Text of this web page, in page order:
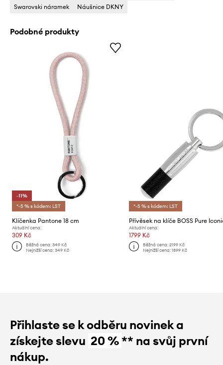
Swarovski náramek Náušnice DKNY
Podobné produkty
-11%
*-5 % s kódem: LST
Klíčenka Pantone 18 cm
Aktuální cena:
309 Kč
Běžná cena:349 Kč
Nejnižší cena:349 Kč
*-5 % s kódem: LST
Aktuální cena:
1799 Kč
Běžná cena: 2199 Kč
Nejnižší cena: 1899 Kč
Přihlaste se k odběru novinek a
získejte slevu 20 %** na svůj první
nákup.